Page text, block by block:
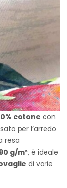
cotone con
per l’arredo
resa
g/m², è ideale
di varie